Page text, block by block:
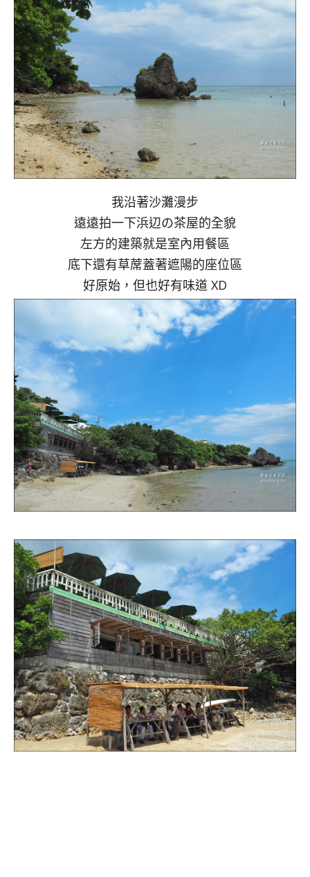
我沿著沙灘漫步
遠遠拍一下浜辺の茶屋的全貌
左方的建築就是室內用餐區
底下還有草蓆蓋著遮陽的座位區
好原始，但也好有味道 XD